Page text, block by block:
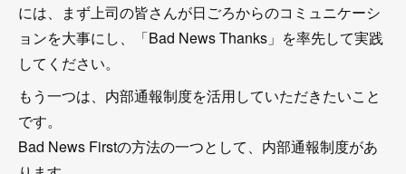
には、まず上司の皆さんが日ごろからのコミュニケーシ
ョンを大事にし、「Bad News Thanks」を率先して実践
してください。
もう一つは、内部通報制度を活用していただきたいこと
です。
Bad News Firstの方法の一つとして、内部通報制度があ